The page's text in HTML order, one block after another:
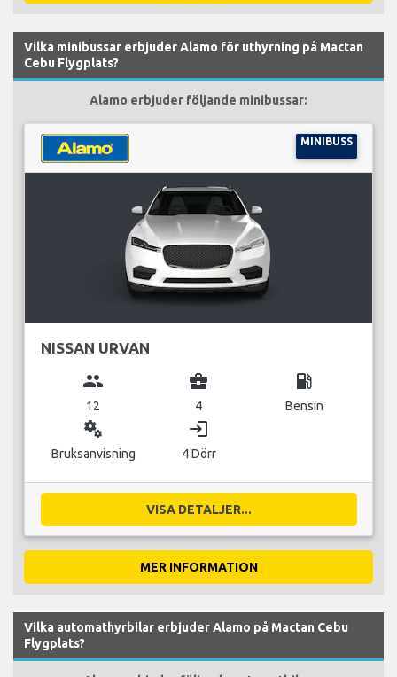
Vilka minibussar erbjuder Alamo för uthyrning på Mactan
Cebu Flygplats?
Alamo erbjuder följande minibussar:
MINIBUSS
NISSAN URVAN
group
12
business_center
4
local_gas_station
Bensin
miscellaneous_services
Bruksanvisning
login
4 Dörr
VISA DETALJER...
MER INFORMATION
Vilka automathyrbilar erbjuder Alamo på Mactan Cebu
Flygplats?